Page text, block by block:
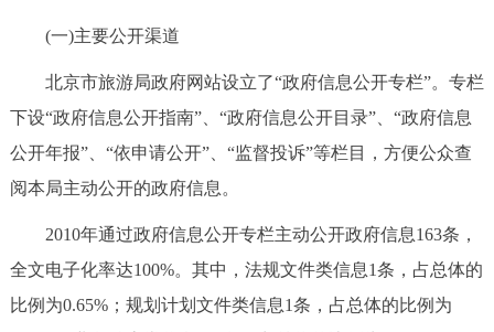
中介服务
政民互动
参与调查 在线访谈
北京概况 十六区概览 人文北京
(一)主要公开渠道
北京市旅游局政府网站设立了“政府信息公开专栏”。专栏
下设“政府信息公开指南”、“政府信息公开目录”、“政府信息
公开年报”、“依申请公开”、“监督投诉”等栏目，方便公众查
阅本局主动公开的政府信息。
2010年通过政府信息公开专栏主动公开政府信息163条，
全文电子化率达100%。其中，法规文件类信息1条，占总体的
比例为0.65%；规划计划文件类信息1条，占总体的比例为